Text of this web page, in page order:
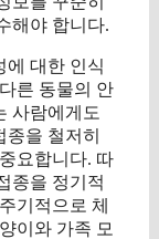
해야 합니다.
에 대한 인식
른 동물의 안
사람에게도
을 철저히
요합니다. 따
종을 정기적
기적으로 체
이와 가족 모